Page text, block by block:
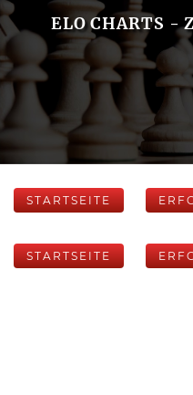
ELO CHARTS -
STARTSEITE
STARTSEITE